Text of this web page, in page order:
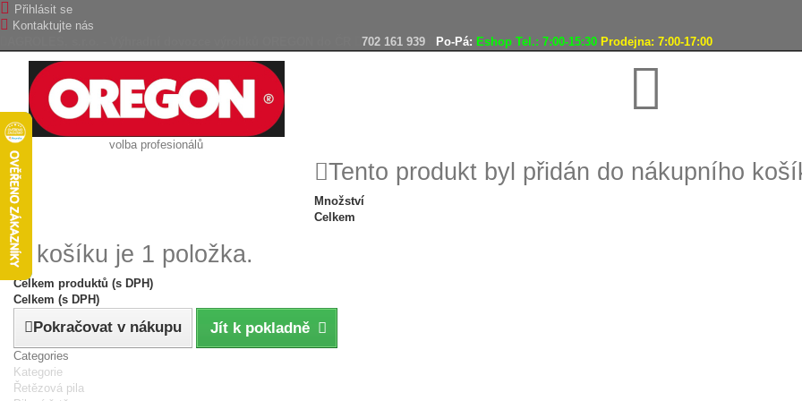
Přihlásit se
Kontaktujte nás
702 161 939 Po-Pá: Eshop Tel.: 7:00-15:30 Prodejna: 7:00-17:00
volba profesionálů
Tento produkt byl přidán do nákupního
Množství
Celkem
V košíku je 1 položka.
Celkem produktů (s DPH)
Celkem (s DPH)
Pokračovat v nákupu Jít k pokladně
Categories
Kategorie
Řetězová pila